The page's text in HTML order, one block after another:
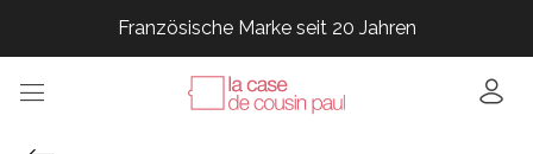
Französische Marke seit 20 Jahren
Französische Marke seit 20 Jahren
Französische Marke seit 20 Jahren